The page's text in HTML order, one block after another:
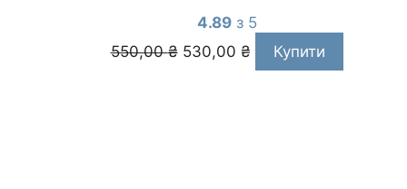
4.89з 5
550,00₴
Оригінальна
ціна:
530,00 ₴
Поточна
ціна:
Купити